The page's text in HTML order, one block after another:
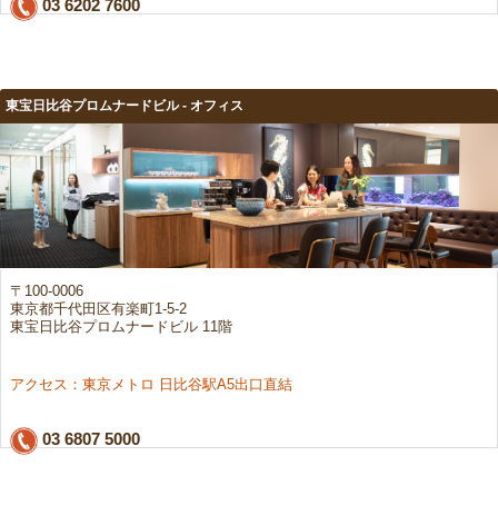
03 6202 7600
東宝日比谷プロムナードビル - オフィス
〒100-0006
東京都千代田区有楽町1-5-2
東宝日比谷プロムナードビル 11階
アクセス：東京メトロ 日比谷駅A5出口直結
03 6807 5000